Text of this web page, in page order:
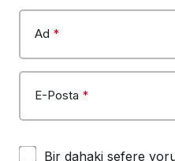
Ad *
E-Posta *
Bir dahaki sefere